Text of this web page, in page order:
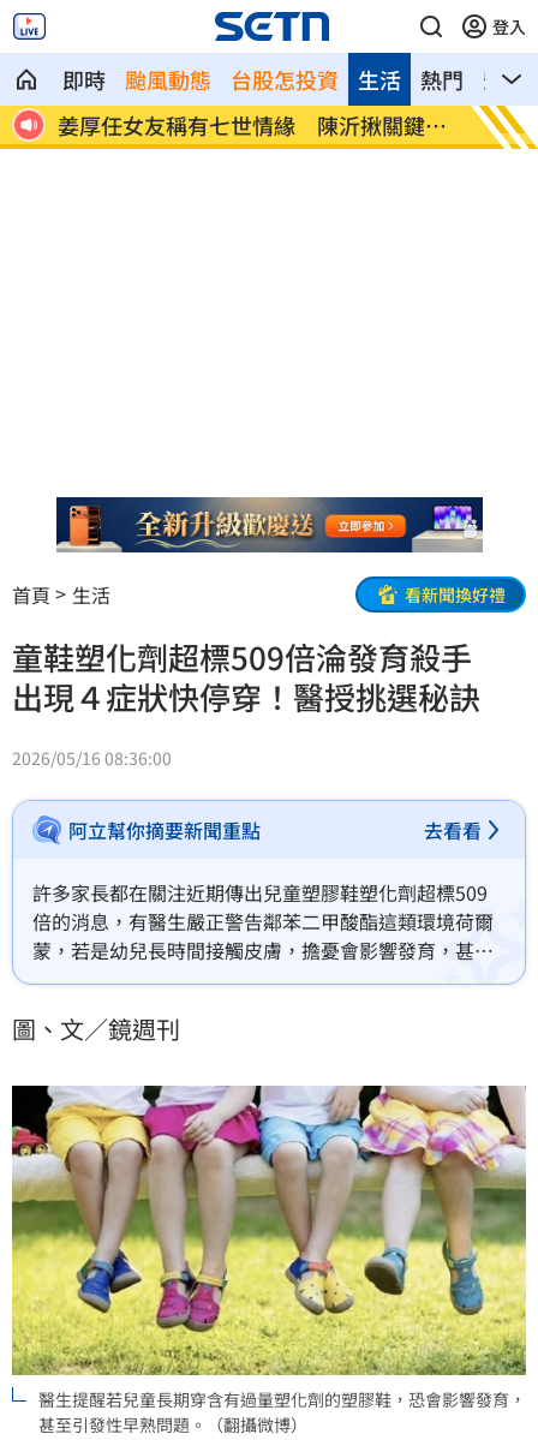
登入
即時 颱風動態 台股怎投資 熱門 影音
生活
前
姜厚任女友稱有七世情緣 陳沂揪關鍵疑
點
助理
首頁 生活 看新聞換好禮
童鞋塑化劑超標509倍淪發育殺手
出現４症狀快停穿！醫授挑選秘訣
2026/05/16 08:36:00
阿立幫你摘要新聞重點 去看看
許多家長都在關注近期傳出兒童塑膠鞋塑化劑超標509
倍的消息，有醫生嚴正警告鄰苯二甲酸酯這類環境荷爾
蒙，若是幼兒長時間接觸皮膚，擔憂會影響發育，甚至
引發性早熟與發育異常機率，未來恐有致癌風險。
圖、文／鏡週刊
醫生提醒若兒童長期穿含有過量塑化劑的塑膠鞋，恐會影響發育，
甚至引發性早熟問題。（翻攝微博）